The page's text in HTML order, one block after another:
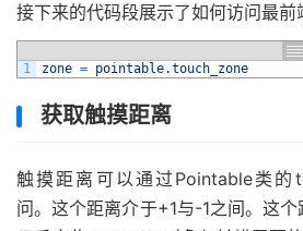
接下来的代码段展示了如何访问最前
1
zone = pointable.touch_zone
获取触摸距离
触摸距离可以通过Pointable类的
问。这个距离介于+1与-1之间。这个